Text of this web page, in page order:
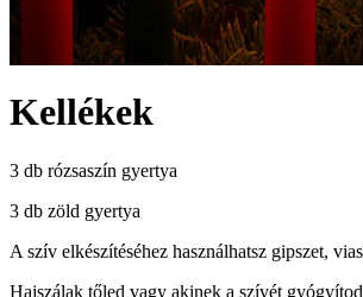
Kellékek
3 db rózsaszín gyertya
3 db zöld gyertya
A szív elkészítéséhez használhatsz gipszet,
Hajszálak tőled vagy akinek a szívét gyógyítod